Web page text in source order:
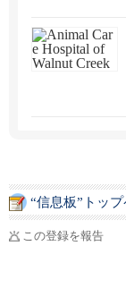
“信息板”トッ
この登録を報告